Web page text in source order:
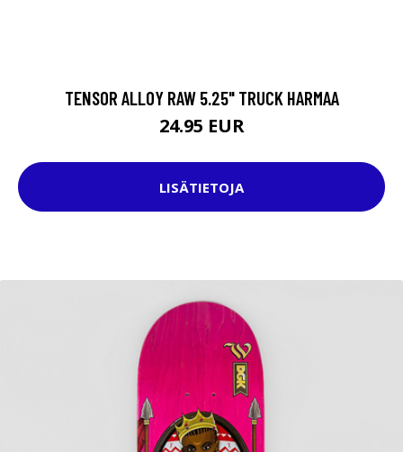
TENSOR ALLOY RAW 5.25" TRUCK HARMAA
24.95 EUR
LISÄTIETOJA